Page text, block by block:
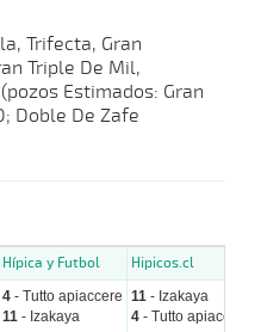
Trifecta, Gran
Triple De Mil,
Estimados: Gran
Doble De Zafe
Hípica y Futbol Hipicos.cl
4 - Tutto apiaccere
11 - Izakaya
11 - Izakaya
4 - Tutto apiaccere